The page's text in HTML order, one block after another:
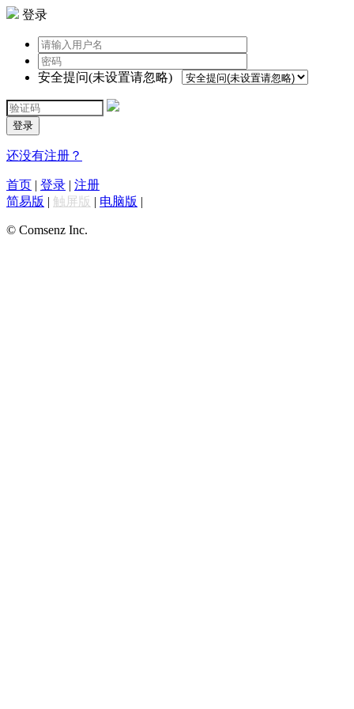
登录
安全提问(未设置请忽略)
登录
还没有注册？
首页 | 登录 | 注册
简易版 | 触屏版 | 电脑版 |
© Comsenz Inc.